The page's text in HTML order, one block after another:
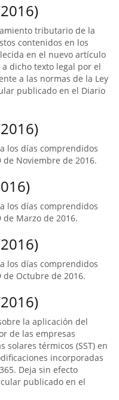
tributario de la
contenidos en los
en el nuevo artículo
dicho texto legal por el
a las normas de la Ley
publicado en el Diario
los días comprendidos
Noviembre de 2016.
los días comprendidos
Marzo de 2016.
los días comprendidos
Octubre de 2016.
la aplicación del
de las empresas
térmicos (SST) en
incorporadas
Deja sin efecto
publicado en el